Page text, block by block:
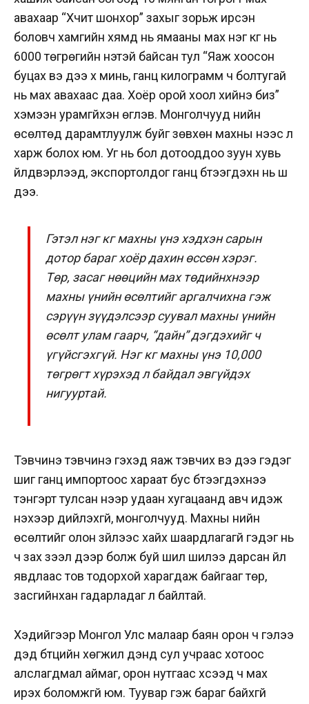
авахаар “Хүчит шонхор” захыг зорьж ирсэн
боловч хамгийн хямд нь ямааны мах нэг кг нь
6000 төгрөгийн үнэтэй байсан тул “Яаж хоосон
буцах вэ дээ хүү минь, ганц килограмм ч болтугай
нь мах авахаас даа. Хоёр орой хоол хийнэ биз”
хэмээн урамгүйхэн өгүүлэв. Монголчууд үнийн
өсөлтөд дарамтлуулж буйг зөвхөн махны үнээс л
харж болох юм. Уг нь бол дотооддоо зуун хувь
үйлдвэрлээд, экспортолдог ганц бүтээгдэхүүн нь шүү
дээ.
Гэтэл нэг кг махны үнэ хэдхэн сарын
дотор бараг хоёр дахин өссөн хэрэг.
Төр, засаг нөөцийн мах төдийнхнээр
махны үнийн өсөлтийг аргалчихна гэж
сэрүүн зүүдэлсээр суувал махны үнийн
өсөлт улам гаарч, “дайн” дэгдэхийг ч
үгүйсгэхгүй. Нэг кг махны үнэ 10,000
төгрөгт хүрэхэд л байдал эвгүйдэх
нигууртай.
Тэвчинэ тэвчинэ гэхэд яаж тэвчих вэ дээ гэдэг
шиг ганц импортоос хараат бус бүтээгдэхүүнээ
тэнгэрт тулсан үнээр удаан хугацаанд авч идэж
үнэхээр дийлэхгүй, монголчууд. Махны үнийн
өсөлтийг олон зүйлээс хайх шаардлагагүй гэдэг нь
ч зах зээл дээр болж буй шил шилээ дарсан үйл
явдлаас тов тодорхой харагдаж байгааг төр,
засгийнхан гадарладаг л байлтай.
Хэдийгээр Монгол Улс малаар баян орон ч гэлээ
дэд бүтцийн хөгжил дэндүү сул учраас хотоос
алслагдмал аймаг, орон нутгаас хүсээд ч мах
ирэх боломжгүй юм. Туувар гэж бараг байхгүй